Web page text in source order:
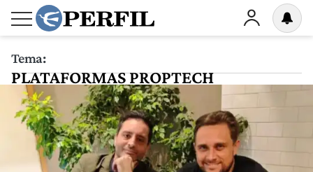
Tema:
PLATAFORMAS PROPTECH